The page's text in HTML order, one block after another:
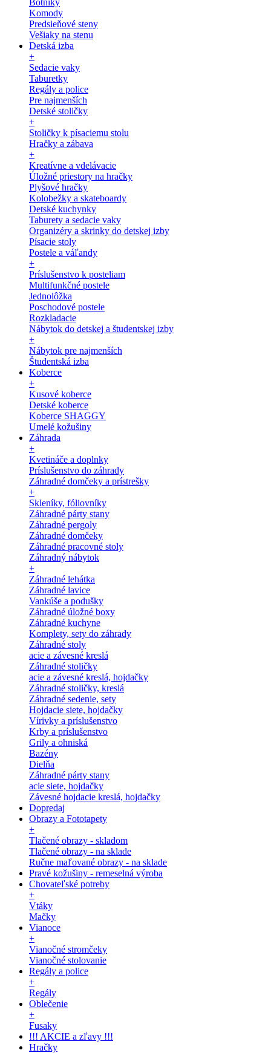
Botníky
Komody
Predsieňové steny
Vešiaky na stenu
Detská izba
+
Sedacie vaky
Taburetky
Regály a police
Pre najmenších
Detské stoličky
+
Stoličky k písaciemu stolu
Hračky a zábava
+
Kreatívne a vdelávacie
Úložné priestory na hračky
Plyšové hračky
Kolobežky a skateboardy
Detské kuchynky
Taburety a sedacie vaky
Organizéry a skrinky do detskej izby
Písacie stoly
Postele a váľandy
+
Príslušenstvo k posteliam
Multifunkčné postele
Jednolôžka
Poschodové postele
Rozkladacie
Nábytok do detskej a študentskej izby
+
Nábytok pre najmenších
Študentská izba
Koberce
+
Kusové koberce
Detské koberce
Koberce SHAGGY
Umelé kožušiny
Záhrada
+
Kvetináče a doplnky
Príslušenstvo do záhrady
Záhradné domčeky a prístrešky
+
Skleníky, fóliovníky
Záhradné párty stany
Záhradné pergoly
Záhradné domčeky
Záhradné pracovné stoly
Záhradný nábytok
+
Záhradné lehátka
Záhradné lavice
Vankúše a podušky
Záhradné úložné boxy
Záhradné kuchyne
Komplety, sety do záhrady
Záhradné stoly
acie a závesné kreslá
Záhradné stoličky
acie a závesné kreslá, hojdačky
Záhradné stoličky, kreslá
Záhradné sedenie, sety
Hojdacie siete, hojdačky
Vírivky a príslušenstvo
Krby a príslušenstvo
Grily a ohniská
Bazény
Dielňa
Záhradné párty stany
acie siete, hojdačky
Závesné hojdacie kreslá, hojdačky
Dopredaj
Obrazy a Fototapety
+
Tlačené obrazy - skladom
Tlačené obrazy - na sklade
Ručne maľované obrazy - na sklade
Pravé kožušiny - remeselná výroba
Chovateľské potreby
+
Vtáky
Mačky
Vianoce
+
Vianočné stromčeky
Vianočné stolovanie
Regály a police
+
Regály
Oblečenie
+
Fusaky
!!! AKCIE a zľavy !!!
Hračky